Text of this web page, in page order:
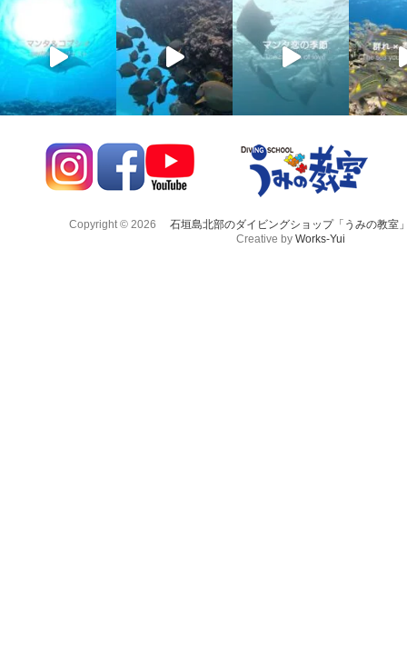
Copyright © 2026
石垣島北部のダイビングショップ「うみの教室
Creative by Works-Yui